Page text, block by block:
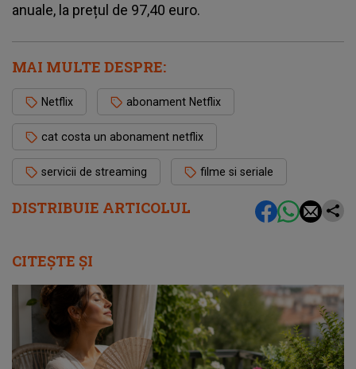
DISTRIBUIE ARTICOLUL
anuale, la prețul de 97,40 euro.
MAI MULTE DESPRE:
Netflix abonament Netflix
cat costa un abonament netflix
servicii de streaming filme si seriale
CITEȘTE ȘI